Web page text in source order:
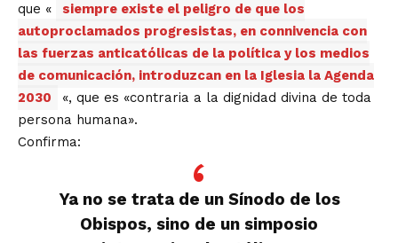
que «
siempre existe el peligro de que los
autoproclamados progresistas, en connivencia con
las fuerzas anticatólicas de la política y los medios
de comunicación, introduzcan en la Iglesia la Agenda
2030
«, que es «contraria a la dignidad divina de toda
persona humana».
Confirma:
Ya no se trata de un Sínodo de los
Obispos, sino de un simposio